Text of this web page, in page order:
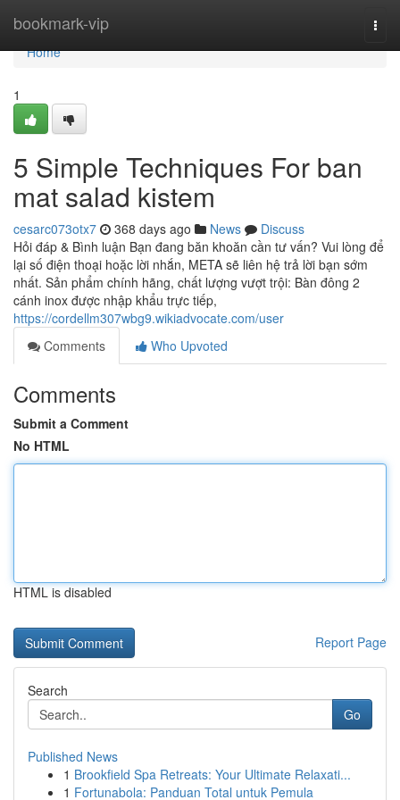
bookmark-vip
Home
Home
1
5 Simple Techniques For ban
mat salad kistem
cesarc073otx7 368 days ago News
Discuss
Hỏi đáp & Bình luận Bạn đang băn khoăn cần tư vấn? Vui lòng để
lại số điện thoại hoặc lời nhắn, META sẽ liên hệ trả lời bạn sớm
nhất. Sản phẩm chính hãng, chất lượng vượt trội: Bàn đông 2
cánh inox được nhập khẩu trực tiếp,
https://cordellm307wbg9.wikiadvocate.com/user
Comments
Who Upvoted
Comments
Submit a Comment
No HTML
HTML is disabled
Report Page
Search
Go
Published News
1 Brookfield Spa Retreats: Your Ultimate Relaxati...
1 Fortunabola: Panduan Total untuk Pemula